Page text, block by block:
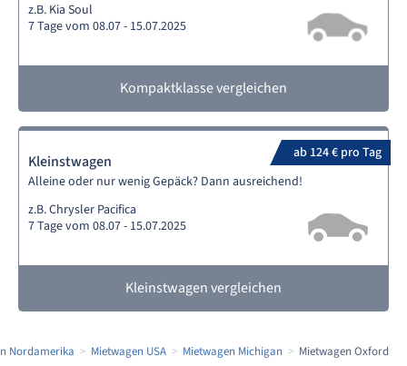
z.B. Kia Soul
7 Tage vom 08.07 - 15.07.2025
Kompaktklasse vergleichen
ab 124 € pro Tag
Kleinstwagen
Alleine oder nur wenig Gepäck? Dann ausreichend!
z.B. Chrysler Pacifica
7 Tage vom 08.07 - 15.07.2025
Kleinstwagen vergleichen
Nordamerika Mietwagen USA Mietwagen Michigan Mietwagen Oxford